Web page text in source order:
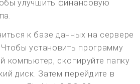
улучшить финансовую
к базе данных на сервере
установить программу
компьютер, скопируйте папку
диск. Затем перейдите в